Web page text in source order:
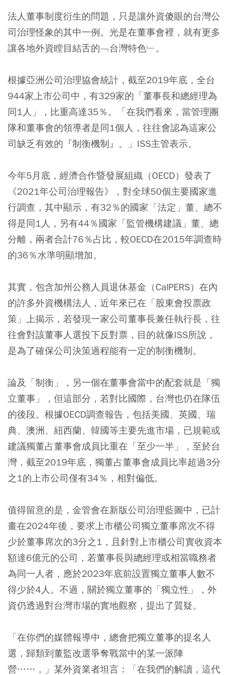
法人董事制度衍生的問題，只是讓外資傻眼的台灣公
司治理怪象的其中一例。光是在董事會裡，就有更多
讓各地外資瞠目結舌的﹁台灣特色﹂。
根據亞洲公司治理協會統計，截至2019年底，全台
944家上市公司中，有329家的「董事長和總經理為
同1人」，比重高達35％。「在我們看來，當管理團
隊和董事會的領導者是同1個人，往往會認為這家公
司缺乏有效的『制衡機制』。」ISS主管表示。
今年5月底，經濟合作暨發展組織（OECD）發表了
《2021年公司治理報告》，對全球50個主要國家進
行調查，其中顯示，有32％的國家「法定」董、總不
得是同1人，另有44％國家「監管機構建議」董、總
分離，兩者合計76％占比，較OECD在2015年調查時
的36％水準明顯增加。
其實，包含加州公務人員退休基金（CalPERS）在內
的許多外資機構法人，近年來已在「股東會投票政
策」上揭示，若發現一家公司董事長兼任執行長，往
往會對該董事人選投下反對票，目的就像ISS所說，
是為了確保公司決策過程能有一定的制衡機制。
論及「制衡」，另一個在董事會當中的配套就是「獨
立董事」，但這部分，若對比國際，台灣也仍在隊伍
的後段。根據OECD調查報告，包括美國、英國、瑞
典、澳洲、紐西蘭、韓國等主要先進市場，已規範或
建議獨董占董事會成員比重在「至少一半」，至於台
灣，截至2019年底，獨董占董事會成員比率超過3分
之1的上市公司僅有34％，相對偏低。
值得留意的是，金管會在新版公司治理藍圖中，已計
畫在2024年後，要求上市櫃公司獨立董事席次不得
少於董事席次的3分之1，且針對上市櫃公司實收資本
額達6億元的公司，若董事長與總經理或相當職務者
為同一人者，應於2023年底前設置獨立董事人數不
得少於4人。不過，關於獨立董事的「獨立性」，外
資仍透過對台灣市場的實地觀察，提出了質疑。
「在你們的媒體報導中，總會把獨立董事的提名人
選，歸類到董監改選爭奪戰當中的某一派陣
營……，」某外資業者坦言：「在我們的解讀，這代